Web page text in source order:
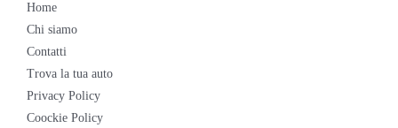
Home
Chi siamo
Contatti
Trova la tua auto
Privacy Policy
Coockie Policy